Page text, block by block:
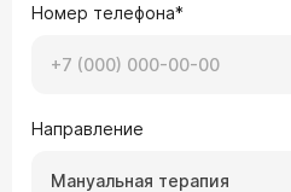
Номер телефона*
Направление
Мануальная терапия